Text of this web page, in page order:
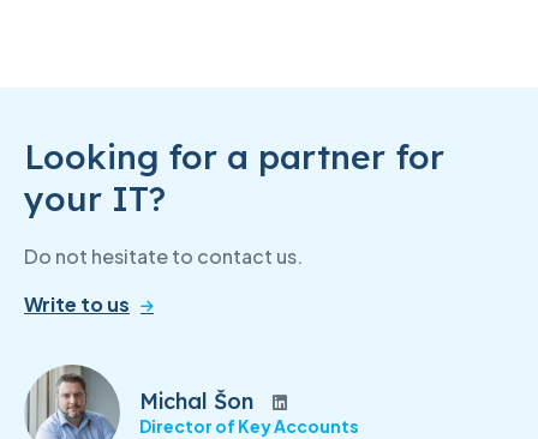
Looking for a partner for
your IT?
Do not hesitate to contact us.
Write to us
Michal Šon
Director of Key Accounts